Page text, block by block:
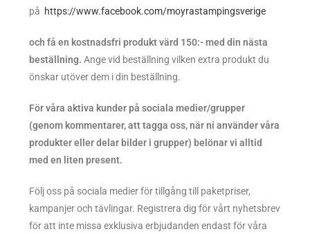
på https://www.facebook.com/moyrastampingsverige
och få en kostnadsfri produkt värd 150:- med din nästa
beställning. Ange vid beställning vilken extra produkt du
önskar utöver dem i din beställning.
För våra aktiva kunder på sociala medier/grupper
(genom kommentarer, att tagga oss, när ni använder våra
produkter eller delar bilder i grupper) belönar vi alltid
med en liten present.
Följ oss på sociala medier för tillgång till paketpriser,
kampanjer och tävlingar. Registrera dig för vårt nyhetsbrev
för att inte missa exklusiva erbjudanden endast för våra